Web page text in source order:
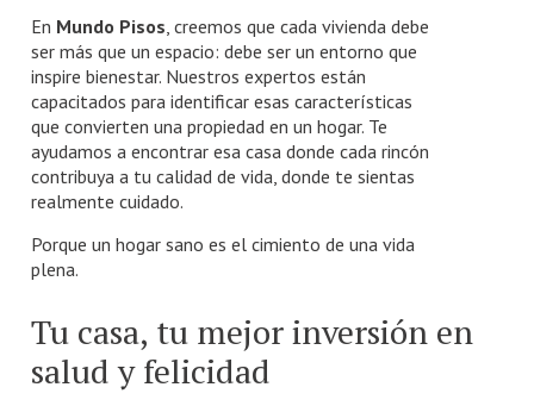
En Mundo Pisos , creemos que cada vivienda debe
ser más que un espacio: debe ser un entorno que
inspire bienestar. Nuestros expertos están
capacitados para identificar esas características
que convierten una propiedad en un hogar. Te
ayudamos a encontrar esa casa donde cada rincón
contribuya a tu calidad de vida, donde te sientas
realmente cuidado.
Porque un hogar sano es el cimiento de una vida
plena.
Tu casa, tu mejor inversión en
salud y felicidad